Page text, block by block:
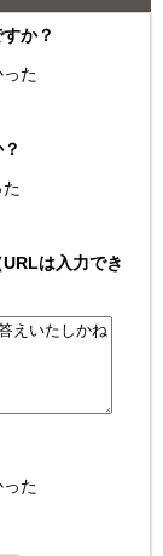
か？
た
は入力でき
た